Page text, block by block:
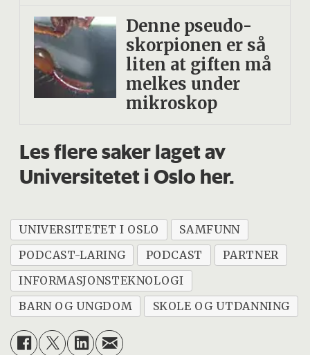
Denne pseudo­
skorpionen er så
liten at giften må
melkes under
mikroskop
Les flere saker laget av
Universitetet i Oslo her.
UNIVERSITETET I OSLO
SAMFUNN
PODCAST-LARING
PODCAST
PARTNER
INFORMASJONSTEKNOLOGI
BARN OG UNGDOM
SKOLE OG UTDANNING